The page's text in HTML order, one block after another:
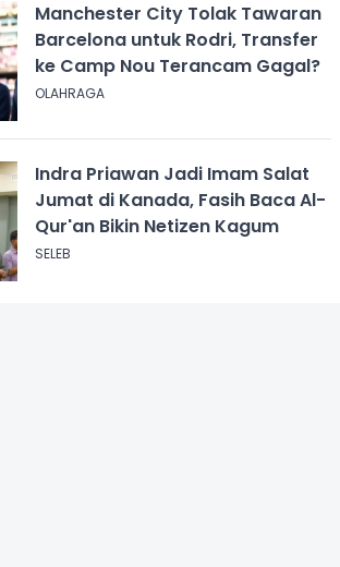
Manchester City Tolak Tawaran
Barcelona untuk Rodri, Transfer
ke Camp Nou Terancam Gagal?
OLAHRAGA
Indra Priawan Jadi Imam Salat
Jumat di Kanada, Fasih Baca Al-
Qur'an Bikin Netizen Kagum
SELEB